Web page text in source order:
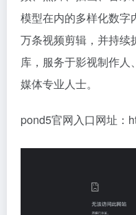
模型在内的多样化数字
万条视频剪辑，并持续
库，服务于影视制作
媒体专业人士。
pond5官网入口网址：